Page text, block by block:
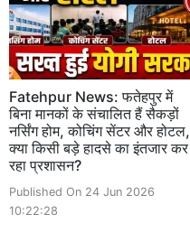
Fatehpur News: फतेहपुर में
बिना मानकों के संचालित हैं सैकड़ों
नर्सिंग होम, कोचिंग सेंटर और होटल,
क्या किसी बड़े हादसे का इंतजार कर
रहा प्रशासन?
Published On 24 Jun 2026
10:22:28